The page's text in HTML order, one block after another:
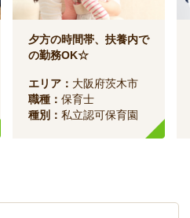
夕方の時間帯、扶養内で
の勤務OK☆
エリア： 大阪府茨木市
職種：保育士
種別：私立認可保育園